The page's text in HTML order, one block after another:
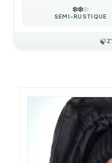
❄️❄️❄️
SEMI-RUSTIQUE
🍃